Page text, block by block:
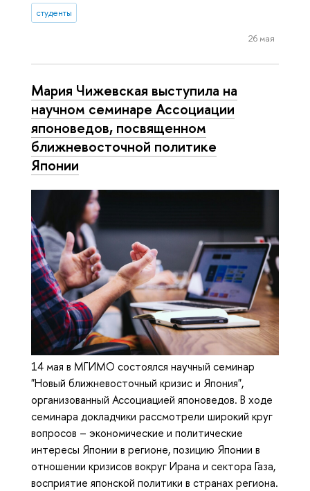
студенты
26 мая
Мария Чижевская выступила на
научном семинаре Ассоциации
японоведов, посвященном
ближневосточной политике
Японии
14 мая в МГИМО состоялся научный семинар
"Новый ближневосточный кризис и Япония",
организованный Ассоциацией японоведов. В ходе
семинара докладчики рассмотрели широкий круг
вопросов – экономические и политические
интересы Японии в регионе, позицию Японии в
отношении кризисов вокруг Ирана и сектора Газа,
восприятие японской политики в странах региона.